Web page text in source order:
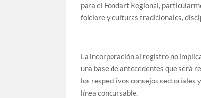
para el Fondart Regional,
folclore y culturas tradicionales,
La incorporación al registro no
una base de antecedentes que será
los respectivos consejos sectoriales
línea concursable.